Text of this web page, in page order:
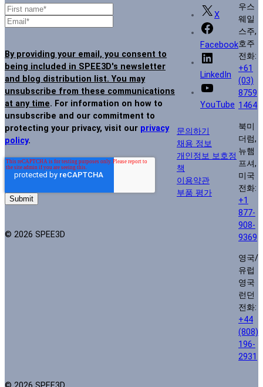
By providing your email, you consent to
being included in SPEE3D's newsletter
and blog distribution list. You may
unsubscribe from these communications
at any time. For information on how to
unsubscribe and our commitment to
protecting your privacy, visit our privacy
policy.
© 2026 SPEE3D
X
Facebook
LinkedIn
YouTube
문의하기
채용 정보
개인정보 보호정
책
이용약관
부품 평가
우스
웨일
스주,
호주
전화:
+61
(03)
8759
1464
북미
더럼,
뉴햄
프셔,
미국
전화:
+1
877-
908-
9369
영국/
유럽
영국
런던
전화:
+44
(808)
196-
2931